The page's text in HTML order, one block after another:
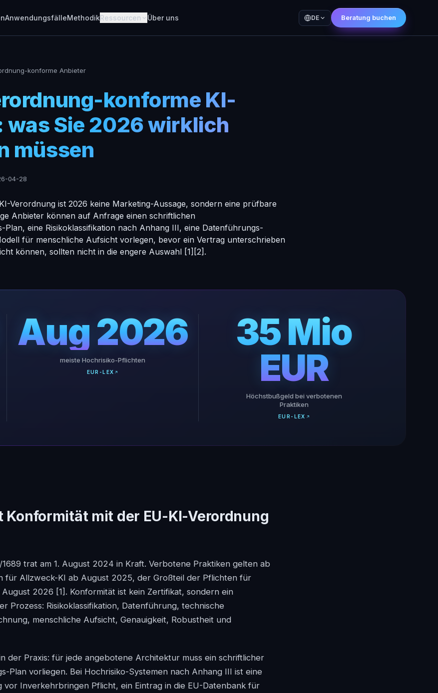
AnwendungsfälleMethodikRessourcen Über uns DE Beratung buchen
konforme Anbieter
konforme KI-
was Sie 2026 wirklich
müssen
04-28
Verordnung ist 2026 keine Marketing-Aussage, sondern eine prüfbare
Anbieter können auf Anfrage einen schriftlichen
Plan, eine Risikoklassifikation nach Anhang III, eine Datenführungs-
für menschliche Aufsicht vorlegen, bevor ein Vertrag unterschrieben
können, sollten nicht in die engere Auswahl [1] [2] .
Aug 2026
meiste Hochrisiko-Pflichten
EUR-LEX
35 Mio
EUR
Höchstbußgeld bei verbotenen
Praktiken
EUR-LEX
Konformität mit der EU-KI-Verordnung
trat am 1. August 2024 in Kraft. Verbotene Praktiken gelten ab
für Allzweck-KI ab August 2025, der Großteil der Pflichten für
August 2026 [1] . Konformität ist kein Zertifikat, sondern ein
Prozess: Risikoklassifikation, Datenführung, technische
menschliche Aufsicht, Genauigkeit, Robustheit und
der Praxis: für jede angebotene Architektur muss ein schriftlicher
Plan vorliegen. Bei Hochrisiko-Systemen nach Anhang III ist eine
vor Inverkehrbringen Pflicht, ein Eintrag in die EU-Datenbank für